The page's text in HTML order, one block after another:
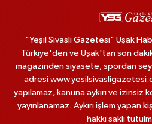
"Yeşil Sivaslı Gazetesi" Uşak
Türkiye'den ve Uşak'tan son
magazinden siyasete, spordan
adresi
yapılamaz, kanuna aykırı ve
yayınlanamaz. Aykırı işlem yapan
hakkı saklı